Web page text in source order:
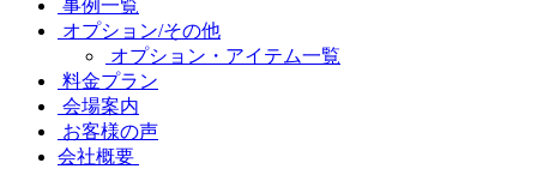
事例一覧
オプション/その他
オプション・アイテム一覧
料金プラン
会場案内
お客様の声
会社概要